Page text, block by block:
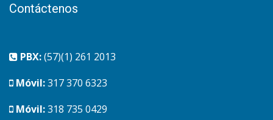
Contáctenos
PBX:(57)(1) 261 2013
Móvil:317 370 6323
Móvil:318 735 0429